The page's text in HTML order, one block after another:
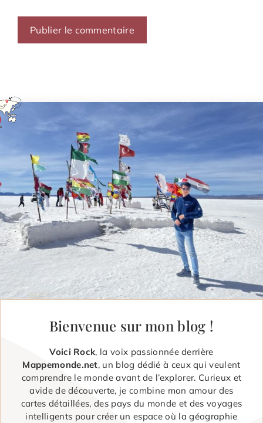
Bienvenue sur mon blog !
Voici Rock, la voix passionnée derrière
Mappemonde.net, un blog dédié à ceux qui veulent
comprendre le monde avant de l’explorer. Curieux et
avide de découverte, je combine mon amour des
cartes détaillées, des pays du monde et des voyages
intelligents pour créer un espace où la géographie